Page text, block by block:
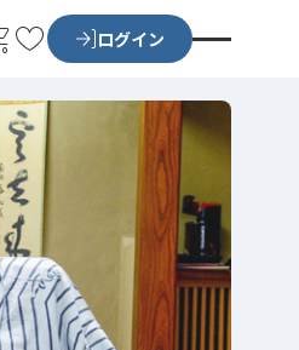
お
に
入
り
ログイン